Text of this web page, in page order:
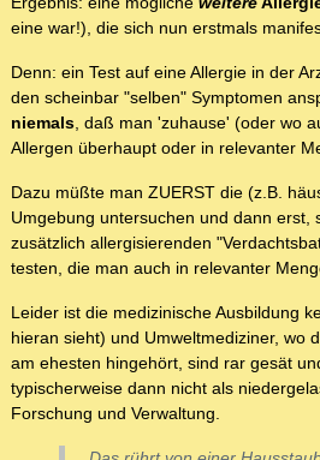
eine war!), die sich nun erstmals
Denn: ein Test auf eine Allergie in der
den scheinbar "selben" Symptomen
niemals, daß man 'zuhause' (oder wo
Allergen überhaupt oder in relevanter
Dazu müßte man ZUERST die (z.B.
Umgebung untersuchen und dann erst,
zusätzlich allergisierenden
testen, die man auch in relevanter
Leider ist die medizinische Ausbildung
hieran sieht) und Umweltmediziner, wo
am ehesten hingehört, sind rar gesät
typischerweise dann nicht als
Forschung und Verwaltung.